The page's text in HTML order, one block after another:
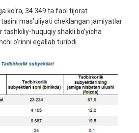
ko‘ra, 34 349 ta faol tijorat
mas’uliyati cheklangan jamiyatlar
tashkiliy-huquqiy shakli bo‘yicha
o‘rinni egallab turibdi.